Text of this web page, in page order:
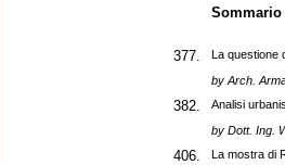
Sommario
377.
La questione
by Arch.
382.
Analisi
by Dott. Ing.
406.
La mostra di